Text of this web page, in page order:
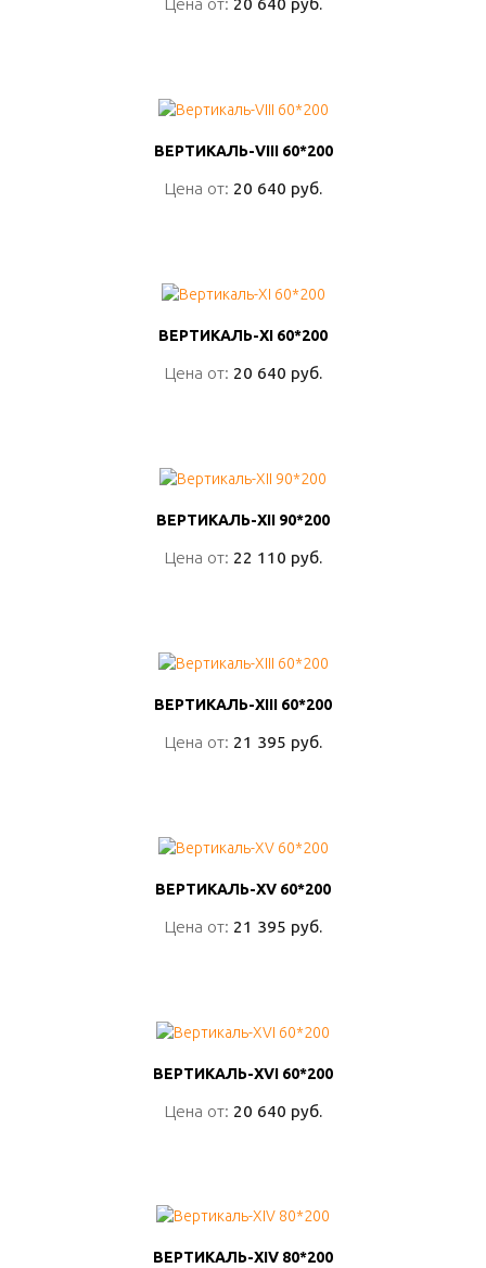
Цена от: 20 640 руб.
Цена от: 20 640 руб.
ВЕРТИКАЛЬ-VIII 60*200
Цена от: 20 640 руб.
ВЕРТИКАЛЬ-VIII 60*200
Цена от: 20 640 руб.
ВЕРТИКАЛЬ-XI 60*200
Цена от: 20 640 руб.
ВЕРТИКАЛЬ-XI 60*200
Цена от: 20 640 руб.
ВЕРТИКАЛЬ-XII 90*200
Цена от: 22 110 руб.
ВЕРТИКАЛЬ-XII 90*200
Цена от: 22 110 руб.
ВЕРТИКАЛЬ-XIII 60*200
Цена от: 21 395 руб.
ВЕРТИКАЛЬ-XIII 60*200
Цена от: 21 395 руб.
ВЕРТИКАЛЬ-XV 60*200
Цена от: 21 395 руб.
ВЕРТИКАЛЬ-XV 60*200
Цена от: 21 395 руб.
ВЕРТИКАЛЬ-XVI 60*200
Цена от: 20 640 руб.
ВЕРТИКАЛЬ-XVI 60*200
Цена от: 20 640 руб.
ВЕРТИКАЛЬ-ХIV 80*200
ВЕРТИКАЛЬ-ХIV 80*200